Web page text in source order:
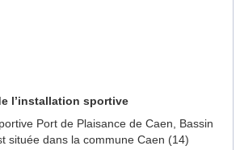
l’installation sportive
Port de Plaisance de Caen, Bassin
située dans la commune Caen (14)